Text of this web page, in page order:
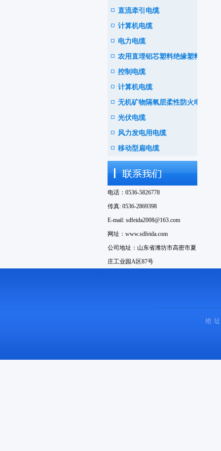
直流牵引电缆
计算机电缆
电力电缆
农用直埋铝芯塑料绝缘塑料护
套电线电缆
控制电缆
计算机电缆
无机矿物隔氧层柔性防火电缆
光伏电缆
风力发电用电缆
移动型扁电缆
电话：0536-5826778
传真: 0536-2869398
E-mail: sdfeida2008@163.com
网址：www.sdfeida.com
公司地址：山东省潍坊市高密市夏
庄工业园A区87号